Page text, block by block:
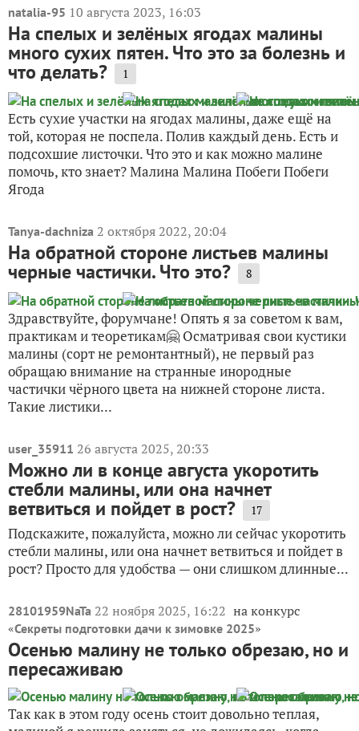
natalia-95 10 августа 2023, 16:03
На спелых и зелёных ягодах малины
много сухих пятен. Что это за болезнь и
что делать? 1
Есть сухие участки на ягодах малины, даже ещё на
той, которая не поспела. Полив каждый день. Есть и
подсохшие листочки. Что это и как можно малине
помочь, кто знает? Малина Малина Побеги Побеги
Ягода
Tanya-dachniza 2 октября 2022, 20:04
На обратной стороне листьев малины
черные частички. Что это? 8
Здравствуйте, форумчане! Опять я за советом к вам,
практикам и теоретикам🤗 Осматривая свои кустики
малины (сорт не ремонтантный), не первый раз
обращаю внимание на странные инородные
частички чёрного цвета на нижней стороне листа.
Такие листики...
user_35911 26 августа 2025, 20:33
Можно ли в конце августа укоротить
стебли малины, или она начнет
ветвиться и пойдет в рост? 17
Подскажите, пожалуйста, можно ли сейчас укоротить
стебли малины, или она начнет ветвиться и пойдет в
рост? Просто для удобства — они слишком длинные...
28101959NaTa 22 ноября 2025, 16:22 на конкурс
«Секреты подготовки дачи к зимовке 2025»
Осенью малину не только обрезаю, но и
пересаживаю
Так как в этом году осень стоит довольно теплая,